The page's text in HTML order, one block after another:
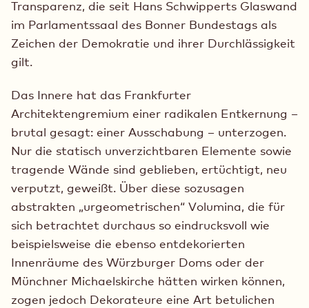
Transparenz, die seit Hans Schwipperts Glaswand
im Parlamentssaal des Bonner Bundestags als
Zeichen der Demokratie und ihrer Durchlässigkeit
gilt.
Das Innere hat das Frankfurter
Architektengremium einer radikalen Entkernung –
brutal gesagt: einer Ausschabung – unterzogen.
Nur die statisch unverzichtbaren Elemente sowie
tragende Wände sind geblieben, ertüchtigt, neu
verputzt, geweißt. Über diese sozusagen
abstrakten „urgeometrischen“ Volumina, die für
sich betrachtet durchaus so eindrucksvoll wie
beispielsweise die ebenso entdekorierten
Innenräume des Würzburger Doms oder der
Münchner Michaelskirche hätten wirken können,
zogen jedoch Dekorateure eine Art betulichen